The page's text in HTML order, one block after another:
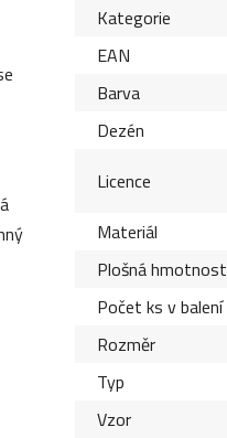
Kategorie
EAN
Barva
Dezén
Licence
Materiál
Plošná hmotnost
Počet ks v balení
Rozměr
Typ
Vzor